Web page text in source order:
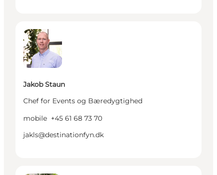
Jakob Staun
Chef for Events og Bæredygtighed
mobile +45 61 68 73 70
jakls@destinationfyn.dk